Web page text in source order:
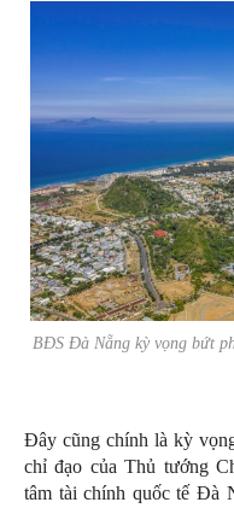
BĐS Đà Nẵng kỳ vọng bứt
Đây cũng chính là kỳ
chỉ đạo của Thủ tướng
tâm tài chính quốc tế Đà